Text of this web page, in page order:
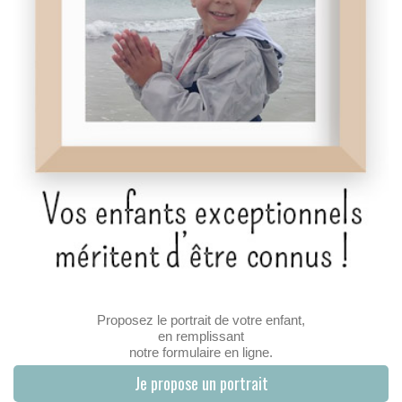
Proposez le portrait de votre enfant,
en remplissant
notre formulaire en ligne.
Je propose un portrait